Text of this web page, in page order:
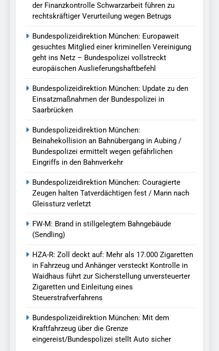
der Finanzkontrolle Schwarzarbeit führen zu
rechtskräftiger Verurteilung wegen Betrugs
Bundespolizeidirektion München: Europaweit
gesuchtes Mitglied einer kriminellen Vereinigung
geht ins Netz – Bundespolizei vollstreckt
europäischen Auslieferungshaftbefehl
Bundespolizeidirektion München: Update zu den
Einsatzmaßnahmen der Bundespolizei in
Saarbrücken
Bundespolizeidirektion München:
Beinahekollision an Bahnübergang in Aubing /
Bundespolizei ermittelt wegen gefährlichen
Eingriffs in den Bahnverkehr
Bundespolizeidirektion München: Couragierte
Zeugen halten Tatverdächtigen fest / Mann nach
Gleissturz verletzt
FW-M: Brand in stillgelegtem Bahngebäude
(Sendling)
HZA-R: Zoll deckt auf: Mehr als 17.000 Zigaretten
in Fahrzeug und Anhänger versteckt Kontrolle in
Waidhaus führt zur Sicherstellung unversteuerter
Zigaretten und Einleitung eines
Steuerstrafverfahrens
Bundespolizeidirektion München: Mit dem
Kraftfahrzeug über die Grenze
eingereist/Bundespolizei stellt Auto sicher